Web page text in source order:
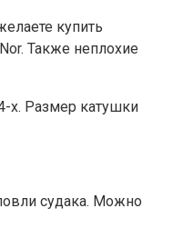
купить
Также неплохие
х. Размер катушки
судака. Можно